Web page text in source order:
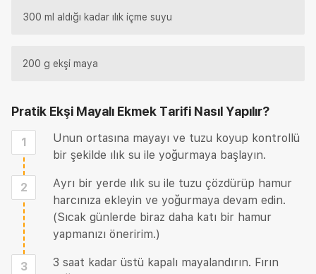
300 ml aldığı kadar ılık içme suyu
200 g ekşi maya
Pratik Ekşi Mayalı Ekmek Tarifi Nasıl Yapılır?
1
Unun ortasına mayayı ve tuzu koyup kontrollü
bir şekilde ılık su ile yoğurmaya başlayın.
2
Ayrı bir yerde ılık su ile tuzu çözdürüp hamur
harcınıza ekleyin ve yoğurmaya devam edin.
(Sıcak günlerde biraz daha katı bir hamur
yapmanızı öneririm.)
3
3 saat kadar üstü kapalı mayalandırın. Fırın